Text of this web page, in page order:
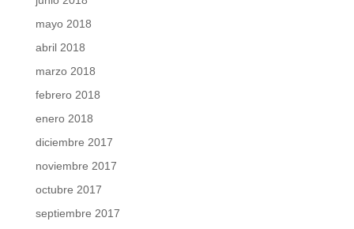
mayo 2018
abril 2018
marzo 2018
febrero 2018
enero 2018
diciembre 2017
noviembre 2017
octubre 2017
septiembre 2017